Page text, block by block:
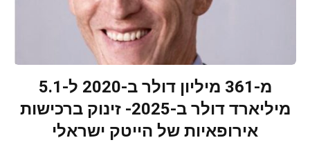
מ-361 מיליון דולר ב-2020 ל-5.1
מיליארד דולר ב-2025- זינוק ברכישות
אירופאיות של הייטק ישראלי